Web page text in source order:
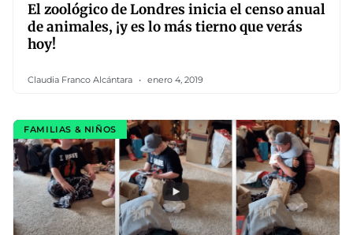
El zoológico de Londres inicia el censo anual
de animales, ¡y es lo más tierno que verás
hoy!
Claudia Franco Alcántara enero 4, 2019
FAMILIAS & NIÑOS